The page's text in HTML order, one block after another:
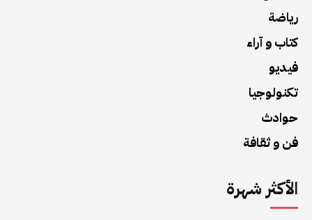
رياضة
كتاب و آراء
فيديو
تكنولوجيا
حوادث
فن و ثقافة
الأكثر شهرة